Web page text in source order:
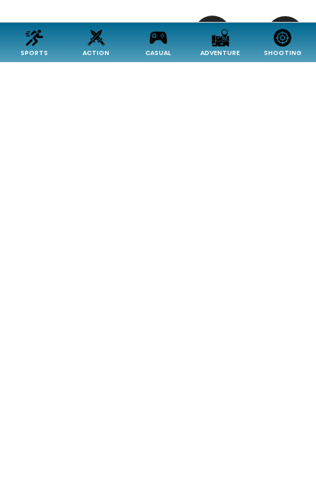
3.8
SPORTS ACTION CASUAL ADVENTURE SHOOTING